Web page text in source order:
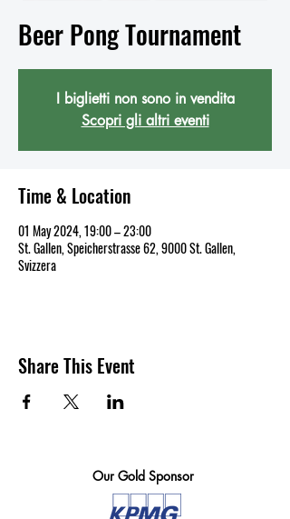
Beer Pong Tournament
I biglietti non sono in vendita
Scopri gli altri eventi
Time & Location
01 May 2024, 19:00 – 23:00
St. Gallen, Speicherstrasse 62, 9000 St. Gallen,
Svizzera
Share This Event
Our Gold Sponsor